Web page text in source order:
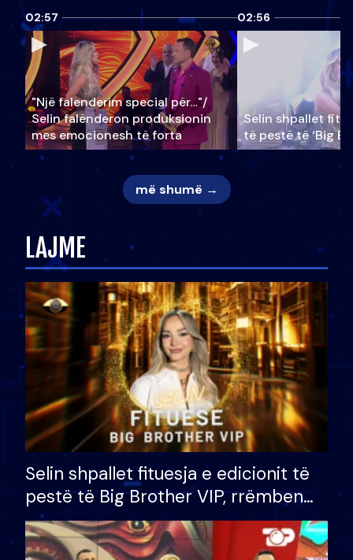
02:57
"Një falenderim special për…"/
Selin falënderon produksionin
mes emocionesh të forta
02:56
Selin shpallet
të pestë të ‘Big
më shumë →
LAJME
Selin shpallet fituesja e edicionit të
pestë të Big Brother VIP, rrëmben
çmimin e madh prej 100 mijë eurosh